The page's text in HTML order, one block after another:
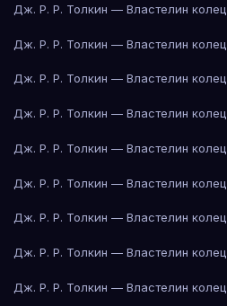
Дж. Р. Р. Толкин — Властелин колец
Дж. Р. Р. Толкин — Властелин колец
Дж. Р. Р. Толкин — Властелин колец
Дж. Р. Р. Толкин — Властелин колец
Дж. Р. Р. Толкин — Властелин колец
Дж. Р. Р. Толкин — Властелин колец
Дж. Р. Р. Толкин — Властелин колец
Дж. Р. Р. Толкин — Властелин колец
Дж. Р. Р. Толкин — Властелин колец